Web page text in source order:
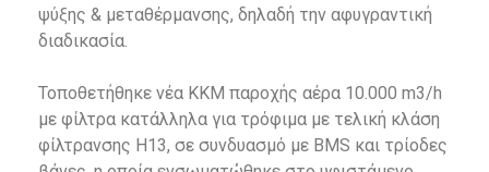
ψύξης & μεταθέρμανσης, δηλαδή την αφυγραντική
διαδικασία.
Τοποθετήθηκε νέα ΚΚΜ παροχής αέρα 10.000 m3/h
με φίλτρα κατάλληλα για τρόφιμα με τελική κλάση
φίλτρανσης Η13, σε συνδυασμό με BMS και τρίοδες